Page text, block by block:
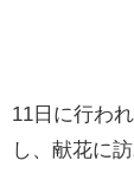
11日に行わ
し、献花に